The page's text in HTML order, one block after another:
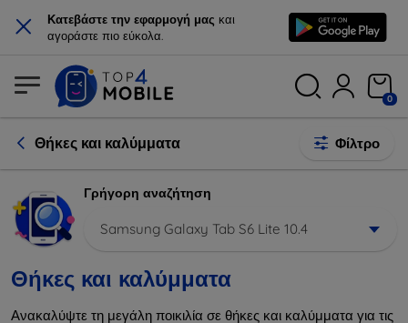
× Κατεβάστε την εφαρμογή μας και
αγοράστε πιο εύκολα.
0
Θήκες και καλύμματα Φίλτρο
Γρήγορη αναζήτηση
Samsung Galaxy Tab S6 Lite 10.4
Θήκες και καλύμματα
Ανακαλύψτε τη μεγάλη ποικιλία σε θήκες και καλύμματα για τις